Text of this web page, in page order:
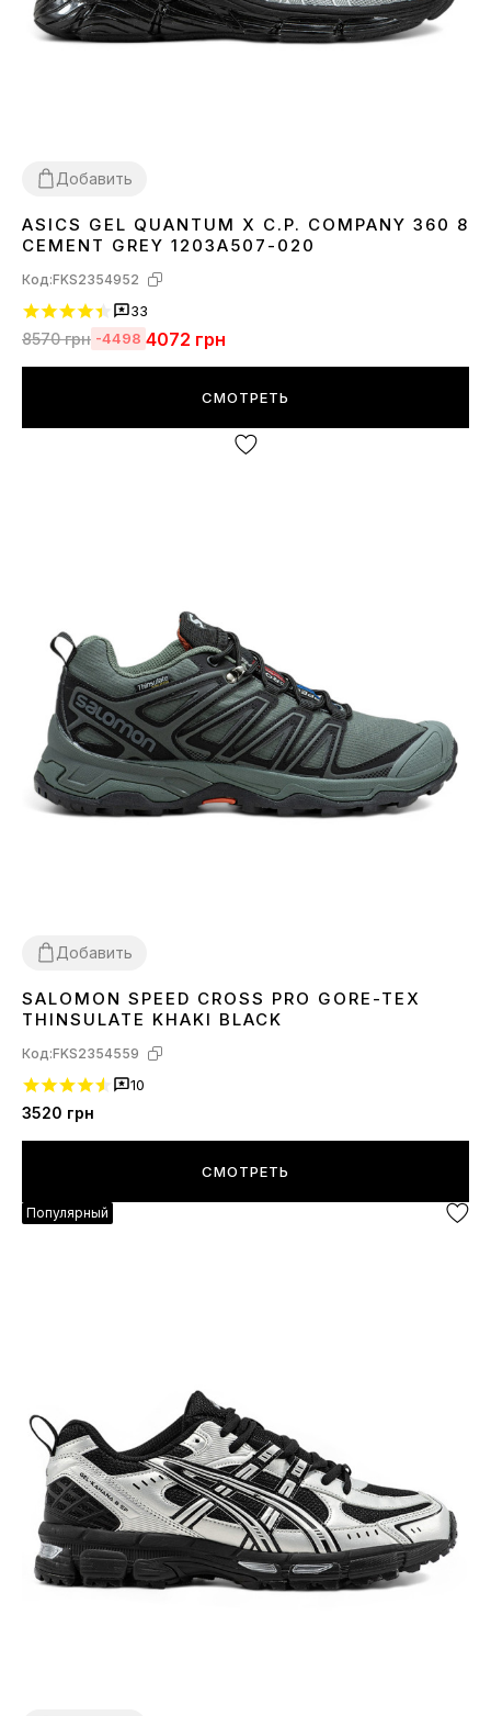
Добавить
40 4142 4344 45
ASICS GEL QUANTUM X C.P. COMPANY 360 8
CEMENT GREY 1203A507-020
Код:FKS2354952
33
8570грн -4498 4072 грн
СМОТРЕТЬ
Добавить
414243 44 45 46
SALOMON SPEED CROSS PRO GORE-TEX
THINSULATE KHAKI BLACK
Код:FKS2354559
10
3520 грн
СМОТРЕТЬ
Популярный